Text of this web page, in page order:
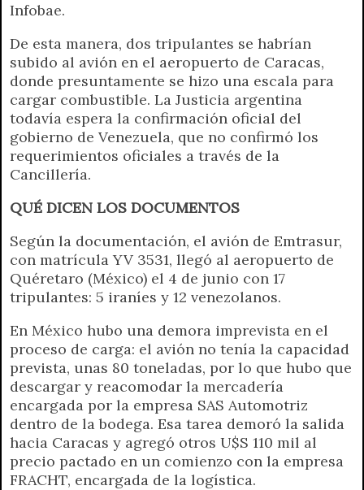
Infobae.
De esta manera, dos tripulantes se habrían
subido al avión en el aeropuerto de Caracas,
donde presuntamente se hizo una escala para
cargar combustible. La Justicia argentina
todavía espera la confirmación oficial del
gobierno de Venezuela, que no confirmó los
requerimientos oficiales a través de la
Cancillería.
QUÉ DICEN LOS DOCUMENTOS
Según la documentación, el avión de Emtrasur,
con matrícula YV 3531, llegó al aeropuerto de
Quéretaro (México) el 4 de junio con 17
tripulantes: 5 iraníes y 12 venezolanos.
En México hubo una demora imprevista en el
proceso de carga: el avión no tenía la capacidad
prevista, unas 80 toneladas, por lo que hubo que
descargar y reacomodar la mercadería
encargada por la empresa SAS Automotriz
dentro de la bodega. Esa tarea demoró la salida
hacia Caracas y agregó otros U$S 110 mil al
precio pactado en un comienzo con la empresa
FRACHT, encargada de la logística.